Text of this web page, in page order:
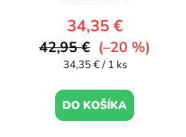
34,35 €
42,95 € (–20 %)
Jednotková
34,35 € / 1 ks
DO KOŠÍKA